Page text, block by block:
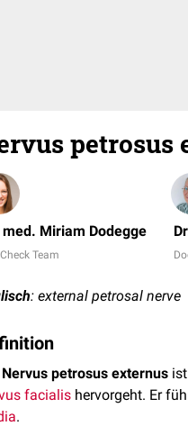
petrosus
med. Miriam Dodegge
Team
: external petrosal nerve
Nervus petrosus externus
facialis hervorgeht. Er
.